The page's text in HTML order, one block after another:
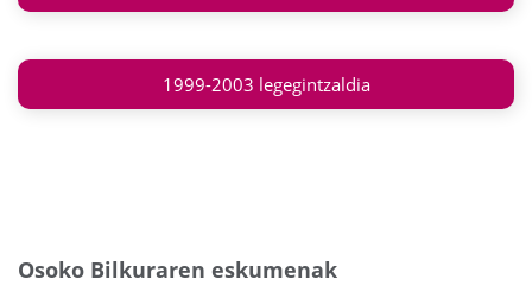
1999-2003 legegintzaldia
Osoko Bilkuraren eskumenak